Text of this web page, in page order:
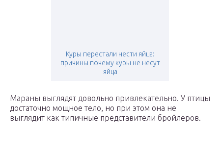
Куры перестали нести яйца:
причины почему куры не несут
яйца
Мараны выглядят довольно привлекательно. У птицы
достаточно мощное тело, но при этом она не
выглядит как типичные представители бройлеров.